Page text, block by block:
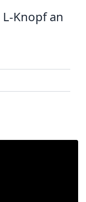
Knopf an